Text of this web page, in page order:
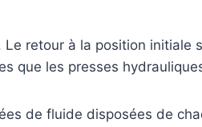
retour à la position initiale
que les presses
de fluide disposées de